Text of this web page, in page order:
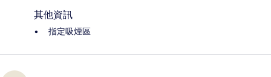
其他資訊
指定吸煙區